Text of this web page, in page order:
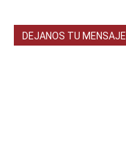
DEJANOS TU MENSAJE